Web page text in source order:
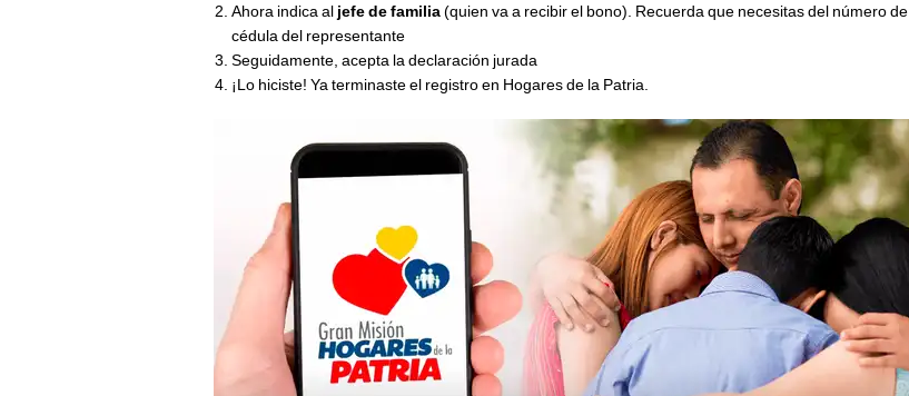
Ahora indica al jefe de familia(quien va a recibir el bono). Recuerda que necesitas del número de
cédula del representante
Seguidamente, acepta la declaración jurada
¡Lo hiciste! Ya terminaste el registro en Hogares de la Patria.